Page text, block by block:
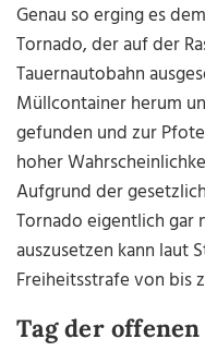
Genau so erging es
Tornado, der auf der
Tauernautobahn
Müllcontainer herum
gefunden und zur
hoher
Aufgrund der
Tornado eigentlich gar
auszusetzen kann laut
Freiheitsstrafe von bis
Tag der